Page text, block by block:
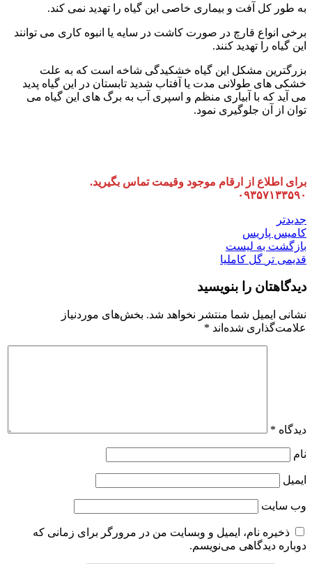
به طور کل آفت و بیماری خاصی این گیاه را تهدید نمی کند.
برخی انواع قارچ در صورت کاشت در سایه یا انبوه کاری می توانند
این گیاه را تهدید کنند.
بزرگترین مشکل این گیاه خشکیدگی شاخه است که به علت
خشکی های طولانی مدت یا آفتاب شدید تابستان در این گیاه پدید
می آید که با آبیاری منظم و اسپری آب به برگ های این گیاه می
توان از آن جلوگیری نمود.
برای اطلاع از ارقام موجود وقیمت تماس بگیرید.
۰۹۳۵۷۱۳۳۵۹۰
جدیدتر
کامیس پاریس
بازگشت به لیست
قدیمی تر گل کاملیا
دیدگاهتان را بنویسید
نشانی ایمیل شما منتشر نخواهد شد. بخش‌های موردنیاز
علامت‌گذاری شده‌اند *
دیدگاه *
نام
ایمیل
وب‌ سایت
ذخیره نام، ایمیل و وبسایت من در مرورگر برای زمانی که
دوباره دیدگاهی می‌نویسم.